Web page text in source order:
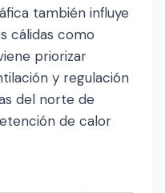
también influye
cálidas como
priorizar
y regulación
del norte de
de calor